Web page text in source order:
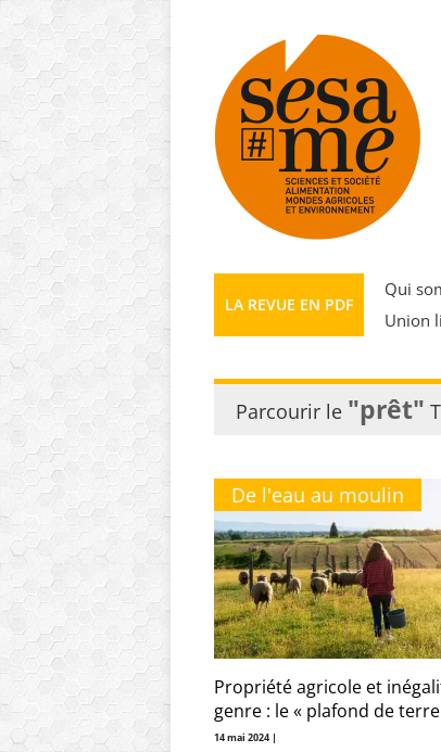
LA REVUE EN PDF
Qui
Union
Parcourir le "prêt"
De l'eau au moulin
Propriété agricole et
genre : le « plafond de
14 mai 2024 |